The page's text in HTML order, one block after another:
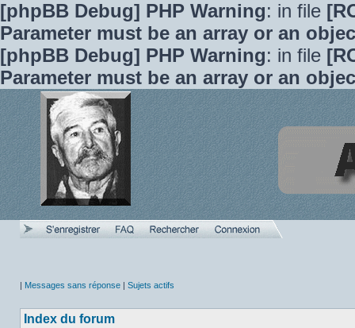
[phpBB Debug] PHP Warning: in file
Parameter must be an array or an
[phpBB Debug] PHP Warning: in file
Parameter must be an array or an
| Messages sans réponse | Sujets actifs
Index du forum